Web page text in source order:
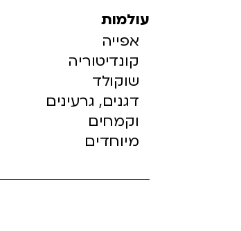
עולמות
אפייה
קונדיטוריה
שוקולד
דגנים, גרעינים
וקמחים
מיוחדים